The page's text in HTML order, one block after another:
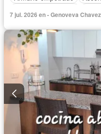
Vigilante
Sin amoblar
7 jul. 2026 en - Genoveva